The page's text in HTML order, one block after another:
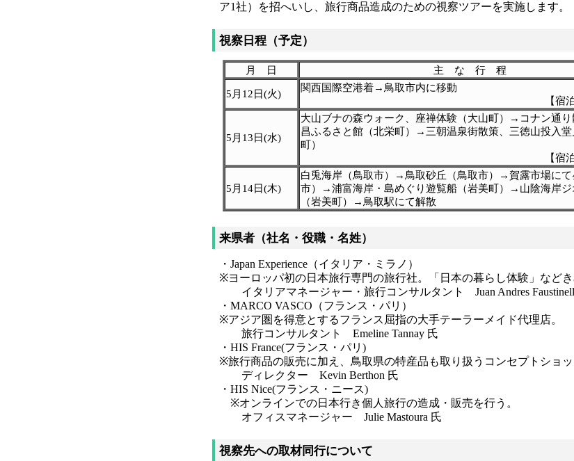
ア1社）を招へいし、旅行商品造成のための視察ツアーを実施します。
視察日程（予定）
月 日
主 な 行 程
5月12日(火)
関西国際空港着→鳥取市内に移動
【宿泊：鳥取
5月13日(水)
大山ブナの森ウォーク、座禅体験（大山町）→コナン通り
昌ふるさと館（北栄町）→三朝温泉街散策、三徳山投入堂
町）
【宿
5月14日(木)
白兎海岸（鳥取市）→鳥取砂丘（鳥取市）→賀露市場にて
市）→浦富海岸・島めぐり遊覧船（岩美町）→山陰海岸ジ
（岩美町）→鳥取駅にて解散
来県者（社名・役職・名姓）
・Japan Experience（イタリア・ミラノ）
※ヨーロッパ初の日本旅行専門の旅行社。「日本の暮らし体験」などき
イタリアマネージャー・旅行コンサルタント Juan Andres
・MARCO VASCO（フランス・パリ）
※アジア圏を得意とするフランス屈指の大手テーラーメイド代理店。
旅行コンサルタント Emeline Tannay 氏
・HIS France(フランス・パリ)
※旅行商品の販売に加え、鳥取県の特産品も取り扱うコンセプトショッ
ディレクター Kevin Berthon 氏
・HIS Nice(フランス・ニース)
※オンラインでの日本行き個人旅行の造成・販売を行う。
オフィスマネージャー Julie Mastoura 氏
視察先への取材同行について